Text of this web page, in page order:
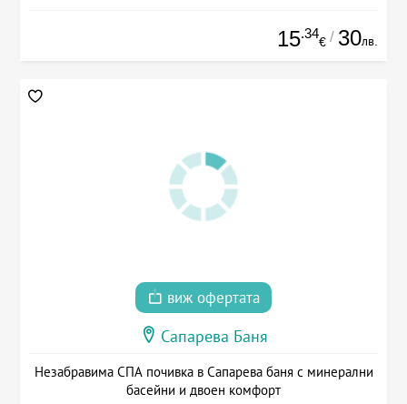
15.34
€ / 30лв.
виж офертата
Сапарева Баня
Незабравима СПА почивка в Сапарева баня с минерални
басейни и двоен комфорт